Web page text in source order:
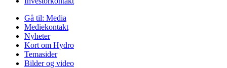
Gå til: Media
Mediekontakt
Nyheter
Kort om Hydro
Temasider
Bilder og video